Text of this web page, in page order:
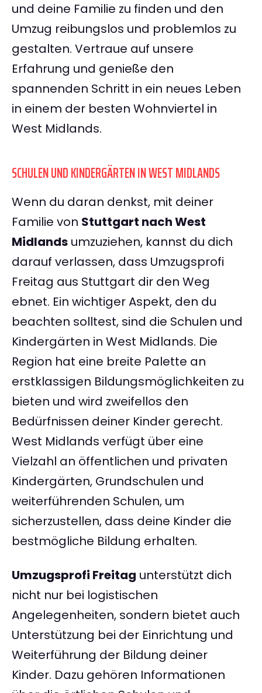
und deine Familie zu finden und den
Umzug reibungslos und problemlos zu
gestalten. Vertraue auf unsere
Erfahrung und genieße den
spannenden Schritt in ein neues Leben
in einem der besten Wohnviertel in
West Midlands.
SCHULEN UND KINDERGÄRTEN IN WEST MIDLANDS
Wenn du daran denkst, mit deiner
Familie von Stuttgart nach West
Midlands umzuziehen, kannst du dich
darauf verlassen, dass Umzugsprofi
Freitag aus Stuttgart dir den Weg
ebnet. Ein wichtiger Aspekt, den du
beachten solltest, sind die Schulen und
Kindergärten in West Midlands. Die
Region hat eine breite Palette an
erstklassigen Bildungsmöglichkeiten zu
bieten und wird zweifellos den
Bedürfnissen deiner Kinder gerecht.
West Midlands verfügt über eine
Vielzahl an öffentlichen und privaten
Kindergärten, Grundschulen und
weiterführenden Schulen, um
sicherzustellen, dass deine Kinder die
bestmögliche Bildung erhalten.
Umzugsprofi Freitag unterstützt dich
nicht nur bei logistischen
Angelegenheiten, sondern bietet auch
Unterstützung bei der Einrichtung und
Weiterführung der Bildung deiner
Kinder. Dazu gehören Informationen